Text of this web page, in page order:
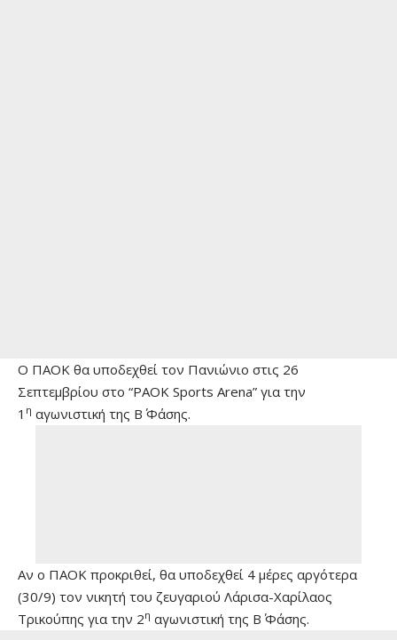
Ο ΠΑΟΚ θα υποδεχθεί τον Πανιώνιο στις 26
Σεπτεμβρίου στο “PAOK Sports Arena” για την
1 η αγωνιστική της Β΄ Φάσης.
Αν ο ΠΑΟΚ προκριθεί, θα υποδεχθεί 4 μέρες αργότερα
(30/9) τον νικητή του ζευγαριού Λάρισα-Χαρίλαος
Τρικούπης για την 2η αγωνιστική της Β΄ Φάσης.